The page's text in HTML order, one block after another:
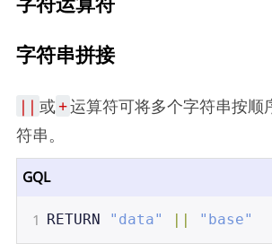
字符串拼接
|| 或+运算符可将多个字符串按顺
符串。
GQL
1 RETURN "data" "base"